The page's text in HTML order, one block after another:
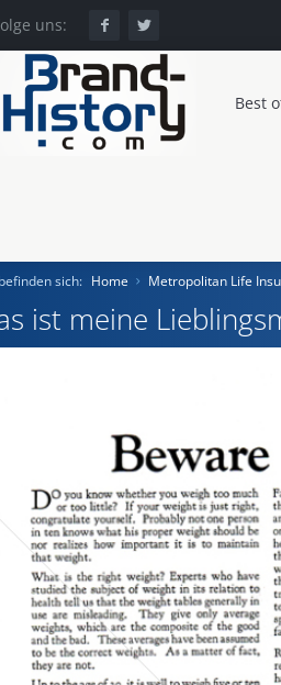
uns:
Best
Konzerne
Epoche
sich: Home Metropolitan Life
ist meine